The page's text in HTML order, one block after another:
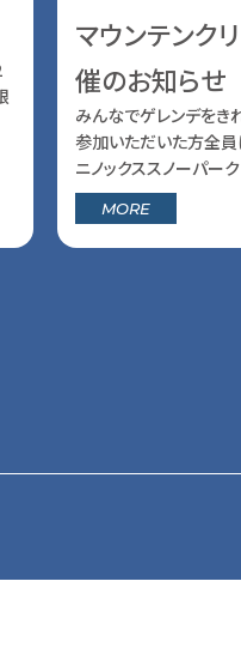
マウンテンク
催のお知らせ
みんなでゲレンデをき
参加いただいた方全員
ニノックススノーパー
MORE